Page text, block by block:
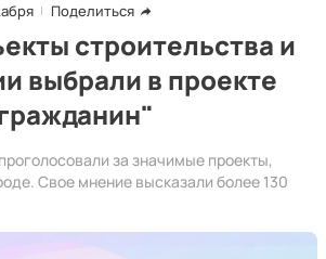
Поделиться
строительства и
выбрали в проекте
за значимые проекты,
Свое мнение высказали более 130